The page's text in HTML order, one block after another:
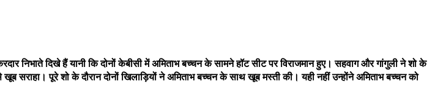
निभाते दिखे हैं यानी कि दोनों केबीसी में अमिताभ बच्चन के सामने हॉट सीट पर विराजमान हुए। सहवाग और गांगुली ने शो के
सराहा। पूरे शो के दौरान दोनों खिलाड़ियों ने अमिताभ बच्चन के साथ खूब मस्ती की। यही नहीं उन्होंने अमिताभ बच्चन को